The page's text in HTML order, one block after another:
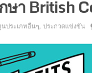
ษา British
ประเภทอื่นๆ ประกวดแข่งขัน